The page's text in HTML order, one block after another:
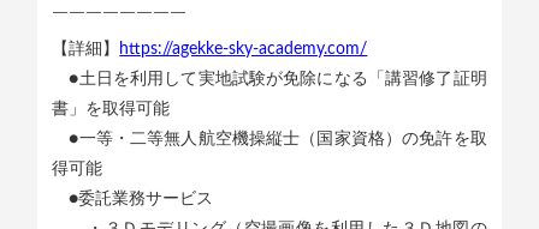
￣￣￣￣￣￣￣￣
【詳細】
https://agekke-sky-academy.com/
●土日を利用して実地試験が免除になる「講習修了証明
書」を取得可能
●一等・二等無人航空機操縦士（国家資格）の免許を取
得可能
●委託業務サービス